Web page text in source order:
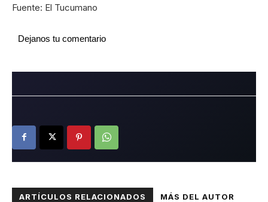
Fuente: El Tucumano
Dejanos tu comentario
ARTÍCULOS RELACIONADOS MÁS DEL AUTOR